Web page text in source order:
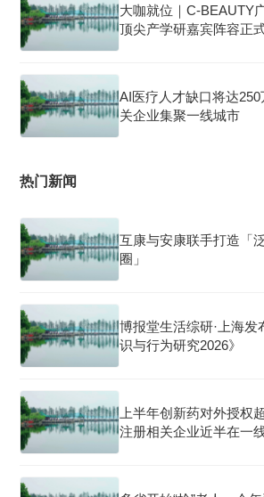
大咖就位｜C-BEAUTY
顶尖产学研嘉宾阵容正
AI医疗人才缺口将达
关企业集聚一线城市
热门新闻
互康与安康联手打造「
圈」
博报堂生活综研·上海
识与行为研究2026》
上半年创新药对外授权
注册相关企业近半在一